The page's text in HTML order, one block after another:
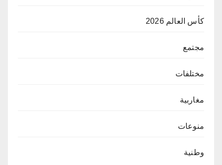
كأس العالم 2026
مجتمع
مختلفات
مغاربية
منوعات
وطنية